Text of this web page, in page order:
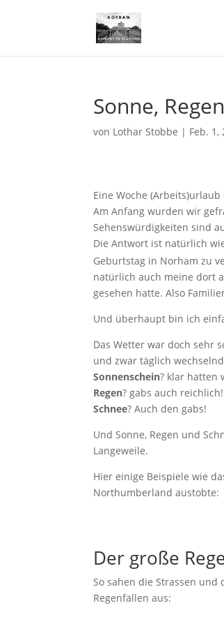
Sonne,
von Lothar Stobbe | Feb. 1,
Eine Woche
Am Anfang wurden wir
Sehenswürdigkeiten sind
Die Antwort ist natürlich
Geburtstag in Norham zu
natürlich auch meine dort
gesehen hatte. Also
Und überhaupt bin ich
Das Wetter war doch sehr
und zwar täglich
Sonnenschein? klar hatten
Regen? gabs auch reichlich!
Schnee? Auch den gabs!
Und Sonne, Regen und
Langeweile.
Hier einige Beispiele wie
Northumberland austobte:
Der große
So sahen die Strassen und
Regenfällen aus: